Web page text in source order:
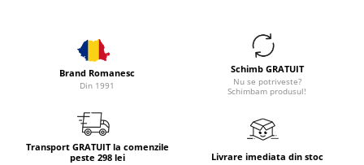
Brand Romanesc
Din 1991
Schimb GRATUIT
Nu se potriveste?
Schimbam produsul!
Transport GRATUIT la comenzile
peste 298 lei
Livrare imediata din stoc